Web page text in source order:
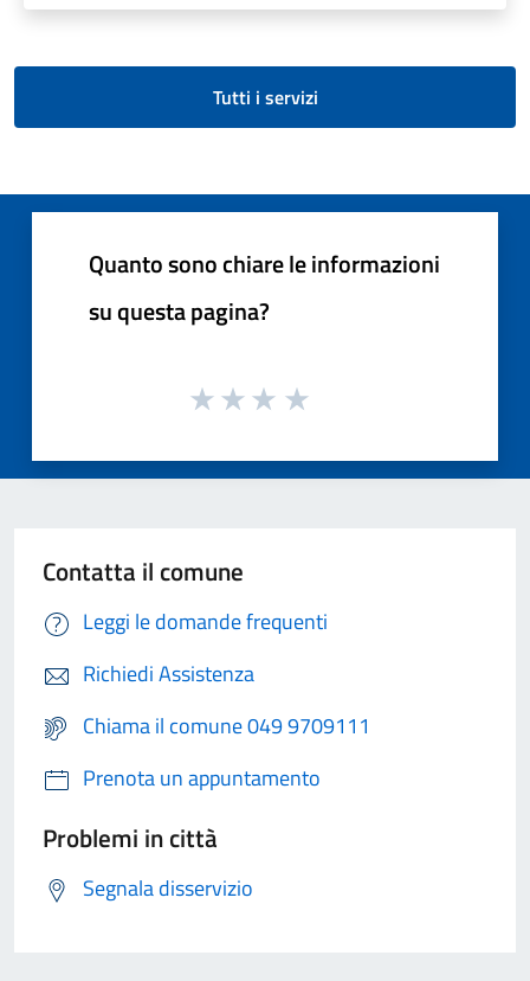
Tutti i servizi
Quanto sono chiare le informazioni
su questa pagina?
Contatta il comune
Leggi le domande frequenti
Richiedi Assistenza
Chiama il comune 049 9709111
Prenota un appuntamento
Problemi in città
Segnala disservizio